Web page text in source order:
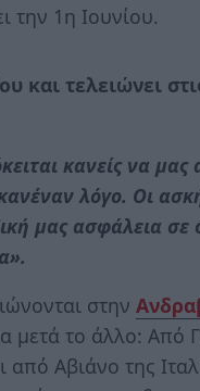
την 1η Ιουνίου.
και τελειώνει
κανείς να
λόγο. Οι
μας ασφάλεια σε
στην
μετά το άλλο: Από
Αβιάνο της